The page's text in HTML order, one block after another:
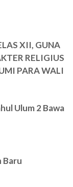
XII, GUNA
RELIGIUS
PARA WALI
Ulum 2 Bawa
Baru